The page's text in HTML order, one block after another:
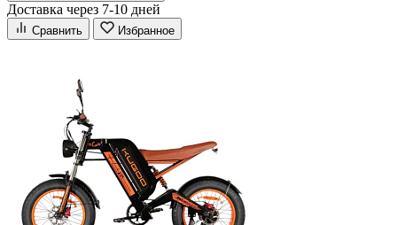
Доставка через 7-10 дней
Сравнить Избранное